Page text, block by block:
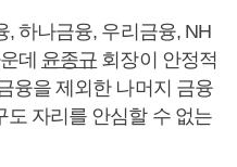
, 하나금융, 우리금융, NH
데 윤종규 회장이 안정적
융을 제외한 나머지 금융
도 자리를 안심할 수 없는